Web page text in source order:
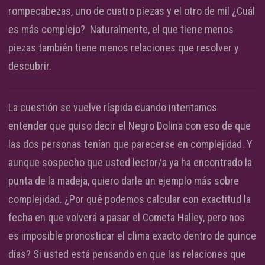
rompecabezas, uno de cuatro piezas y el otro de mil ¿Cuál
es más complejo? Naturalmente, el que tiene menos
piezas también tiene menos relaciones que resolver y
descubrir.
La cuestión se vuelve ríspida cuando intentamos
entender que quiso decir el Negro Dolina con eso de que
las dos personas tenían que parecerse en complejidad. Y
aunque sospecho que usted lector/a ya ha encontrado la
punta de la madeja, quiero darle un ejemplo más sobre
complejidad. ¿Por qué podemos calcular con exactitud la
fecha en que volverá a pasar el Cometa Halley, pero nos
es imposible pronosticar el clima exacto dentro de quince
días? Si usted está pensando en que las relaciones que